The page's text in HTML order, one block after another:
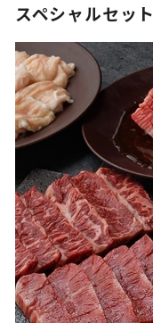
スペシャルセット